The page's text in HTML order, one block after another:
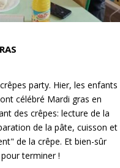
party. Hier, les enfants
célébré Mardi gras en
des crêpes: lecture de la
de la pâte, cuisson et
de la crêpe. Et bien-sûr
terminer !